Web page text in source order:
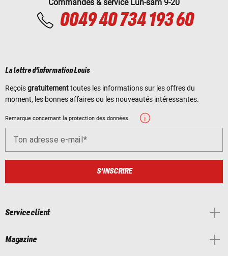
Commandes & service Lun-sam 9-20
0049 40 734 193 60
La lettre d'information Louis
Reçoisgratuitementtoutes les informations sur les offres du
moment, les bonnes affaires ou les nouveautés intéressantes.
Remarque concernant la protection des données
Ton adresse e-mail
S'INSCRIRE
Service client
Magazine